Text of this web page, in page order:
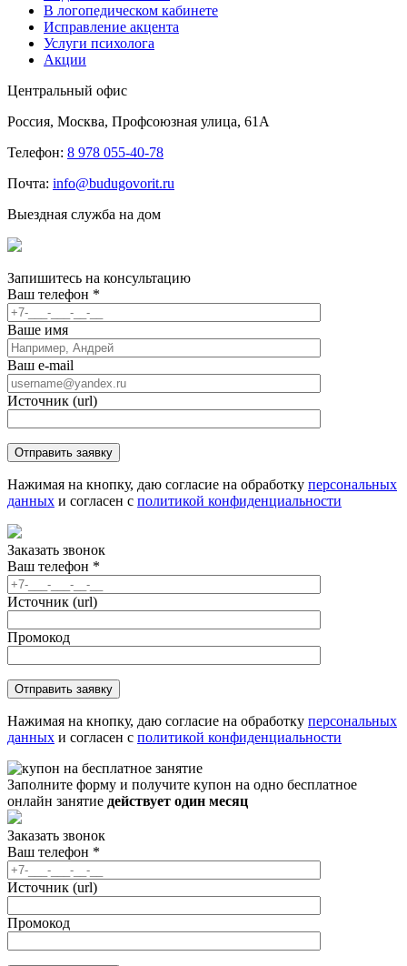
В логопедическом кабинете
Исправление акцента
Услуги психолога
Акции
Центральный офис
Россия, Москва, Профсоюзная улица, 61А
Телефон: 8 978 055-40-78
Почта: info@budugovorit.ru
Выездная служба на дом
Запишитесь на консультацию
Ваш телефон *
Ваше имя
Ваш e-mail
Источник (url)
Нажимая на кнопку, даю согласие на обработку персональных
данных и согласен с политикой конфиденциальности
Заказать звонок
Ваш телефон *
Источник (url)
Промокод
Нажимая на кнопку, даю согласие на обработку персональных
данных и согласен с политикой конфиденциальности
Заполните форму и получите купон на одно бесплатное
онлайн занятие действует один месяц
Заказать звонок
Ваш телефон *
Источник (url)
Промокод